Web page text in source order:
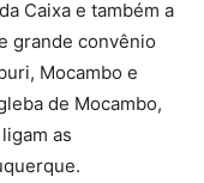
Caixa e também a
grande convênio
Mocambo e
de Mocambo,
as